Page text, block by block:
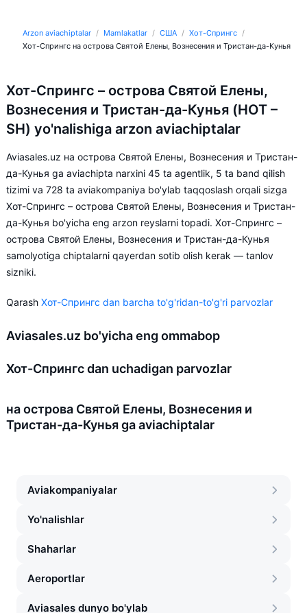
Arzon aviachiptalar Mamlakatlar США
Хот-Спрингс
Хот-Спрингс на острова Святой Елены, Вознесения и Тристан-да-Кунья
Хот-Спрингс – острова Святой Елены,
Вознесения и Тристан-да-Кунья (HOT –
SH) yo'nalishiga arzon aviachiptalar
Aviasales.uz на острова Святой Елены, Вознесения и Тристан-
да-Кунья ga aviachipta narxini 45 ta agentlik, 5 ta band qilish
tizimi va 728 ta aviakompaniya bo'ylab taqqoslash orqali sizga
Хот-Спрингс – острова Святой Елены, Вознесения и Тристан-
да-Кунья bo'yicha eng arzon reyslarni topadi. Хот-Спрингс –
острова Святой Елены, Вознесения и Тристан-да-Кунья
samolyotiga chiptalarni qayerdan sotib olish kerak — tanlov
sizniki.
Qarash Хот-Спрингс dan barcha to'g'ridan-to'g'ri parvozlar
Aviasales.uz bo'yicha eng ommabop
Хот-Спрингс dan uchadigan parvozlar
на острова Святой Елены, Вознесения и
Тристан-да-Кунья ga aviachiptalar
Aviakompaniyalar
Yo'nalishlar
Shaharlar
Aeroportlar
Aviasales dunyo bo'ylab